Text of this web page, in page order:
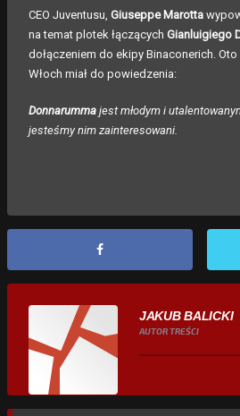
CEO Juventusu, Giuseppe Marotta
na temat plotek łączących Gianluigiego
dołączeniem do ekipy Binaconerich.
Włoch miał do powiedzenia:
Donnarumma jest młodym i
jesteśmy nim zainteresowani.
JAKUB BALICKI
AUTOR TREŚCI